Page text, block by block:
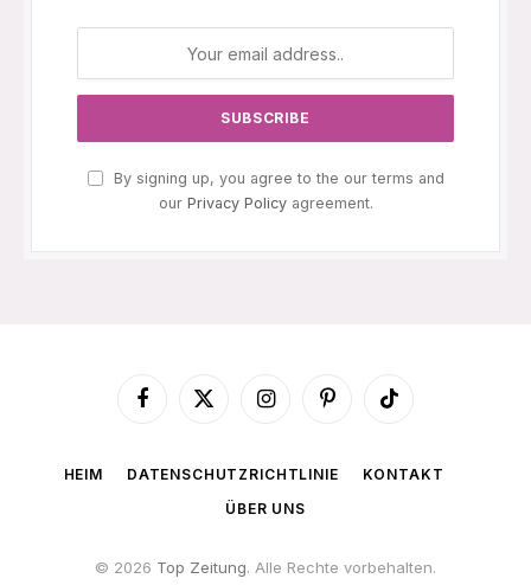
By signing up, you agree to the our terms and
our Privacy Policyagreement.
Facebook
X
InstagramPinterestTikTok
HEIM DATENSCHUTZRICHTLINIE
KONTAKT
ÜBER UNS
© 2026 Top Zeitung. Alle Rechte vorbehalten.